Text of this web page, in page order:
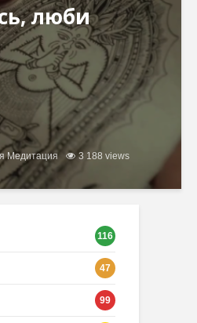
люби
Медитация 3 188 views
116
47
99